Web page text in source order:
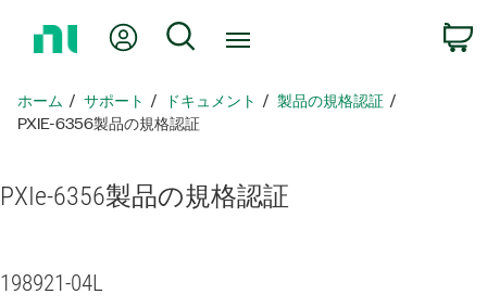
ペ
ー
戻
Myアカウント
検索
ホーム サポート ドキュメント
製品​の​規格​認証
PXIE-6356製品​の​規格​認証
PXIe-6356製品​の​規格​認証
198921-04L